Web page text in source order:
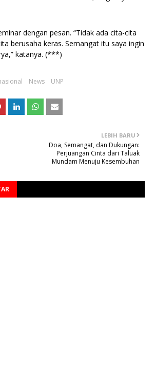
dengan pesan. “Tidak ada cita-cita
berusaha keras. Semangat itu saya ingin
katanya. (***)
News UNP
LEBIH BARU
Doa, Semangat, dan Dukungan:
Perjuangan Cinta dari Taluak
Mundam Menuju Kesembuhan